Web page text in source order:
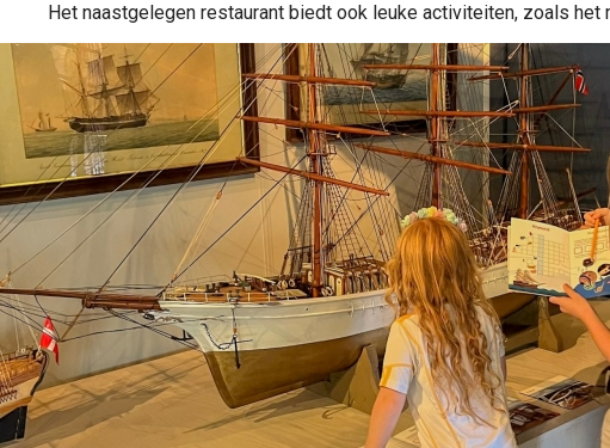
Het naastgelegen restaurant biedt ook leuke activiteiten, zoals